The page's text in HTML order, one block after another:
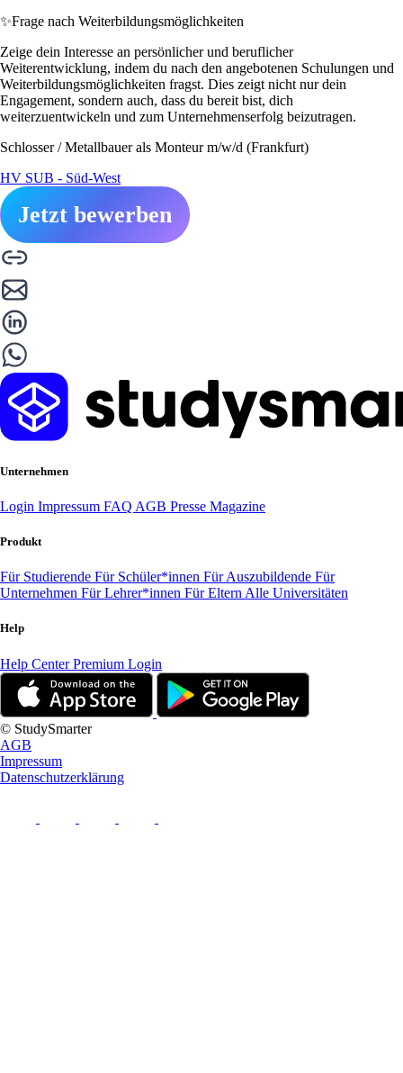
✨Frage nach Weiterbildungsmöglichkeiten
Zeige dein Interesse an persönlicher und beruflicher
Weiterentwicklung, indem du nach den angebotenen Schulungen und
Weiterbildungsmöglichkeiten fragst. Dies zeigt nicht nur dein
Engagement, sondern auch, dass du bereit bist, dich
weiterzuentwickeln und zum Unternehmenserfolg beizutragen.
Schlosser / Metallbauer als Monteur m/w/d (Frankfurt)
HV SUB - Süd-West
Jetzt bewerben
Unternehmen
Login Impressum FAQ AGB Presse Magazine
Produkt
Für Studierende Für Schüler*innen Für Auszubildende Für
Unternehmen Für Lehrer*innen Für Eltern Alle Universitäten
Help
Help CenterPremium Login
© StudySmarter
AGB
Impressum
Datenschutzerklärung